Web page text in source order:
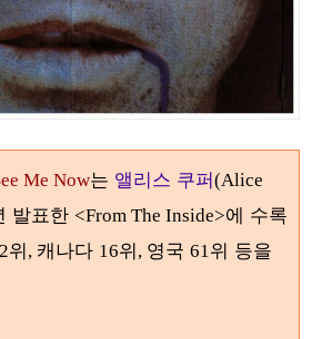
Me Now는 앨리스 쿠퍼(Alice
발표한 <From The Inside>에 수록
위, 캐나다 16위, 영국 61위 등을